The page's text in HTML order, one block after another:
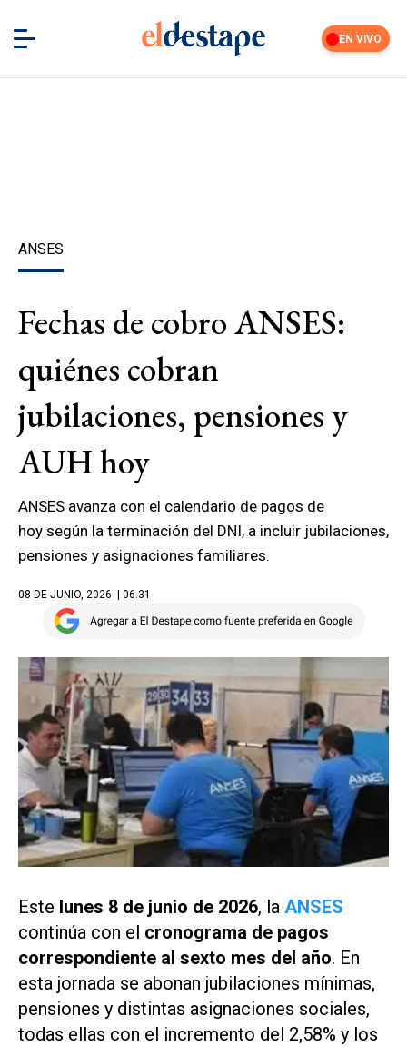
EN VIVO
ANSES
Fechas de cobro ANSES:
quiénes cobran
jubilaciones, pensiones y
AUH hoy
ANSES avanza con el calendario de pagos de
hoy según la terminación del DNI, a incluir jubilaciones,
pensiones y asignaciones familiares.
08 DE JUNIO, 2026 | 06.31
Este lunes 8 de junio de 2026, la ANSES
continúa con el cronograma de pagos
correspondiente al sexto mes del año. En
esta jornada se abonan jubilaciones mínimas,
pensiones y distintas asignaciones sociales,
todas ellas con el incremento del 2,58% y los